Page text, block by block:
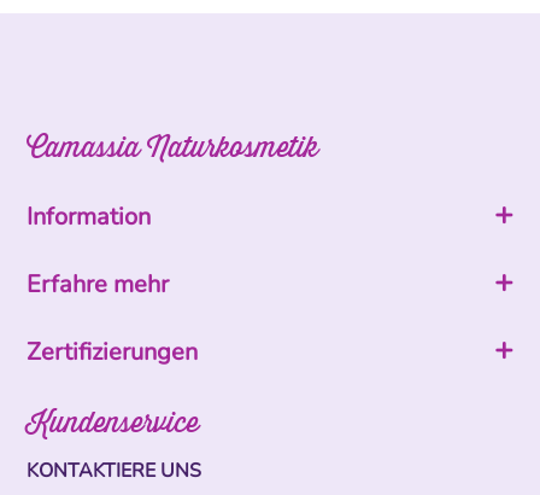
Camassia Naturkosmetik
Information
Erfahre mehr
Kundenservice
KONTAKTIERE UNS
Zertifizierungen